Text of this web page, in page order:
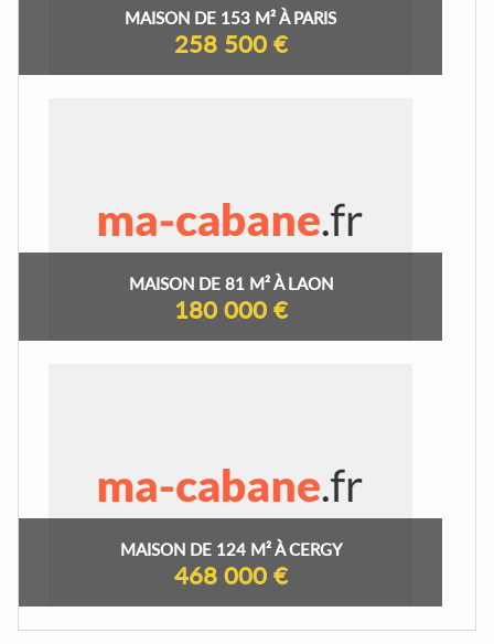
MAISON DE 153 M² À PARIS
258 500 €
MAISON DE 81 M² À LAON
180 000 €
MAISON DE 124 M² À CERGY
468 000 €